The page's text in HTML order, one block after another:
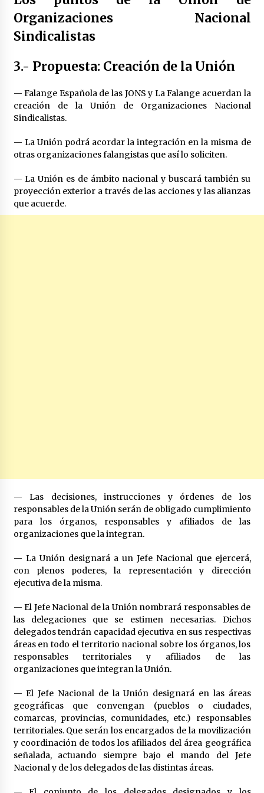
Organizaciones Nacional
Sindicalistas
3.- Propuesta: Creación de la Unión
— Falange Española de las JONS y La Falange acuerdan la
creación de la Unión de Organizaciones Nacional
Sindicalistas.
— La Unión podrá acordar la integración en la misma de
otras organizaciones falangistas que así lo soliciten.
— La Unión es de ámbito nacional y buscará también su
proyección exterior a través de las acciones y las alianzas
que acuerde.
— Las decisiones, instrucciones y órdenes de los
responsables de la Unión serán de obligado cumplimiento
para los órganos, responsables y afiliados de las
organizaciones que la integran.
— La Unión designará a un Jefe Nacional que ejercerá,
con plenos poderes, la representación y dirección
ejecutiva de la misma.
— El Jefe Nacional de la Unión nombrará responsables de
las delegaciones que se estimen necesarias. Dichos
delegados tendrán capacidad ejecutiva en sus respectivas
áreas en todo el territorio nacional sobre los órganos, los
responsables territoriales y afiliados de las
organizaciones que integran la Unión.
— El Jefe Nacional de la Unión designará en las áreas
geográficas que convengan (pueblos o ciudades,
comarcas, provincias, comunidades, etc.) responsables
territoriales. Que serán los encargados de la movilización
y coordinación de todos los afiliados del área geográfica
señalada, actuando siempre bajo el mando del Jefe
Nacional y de los delegados de las distintas áreas.